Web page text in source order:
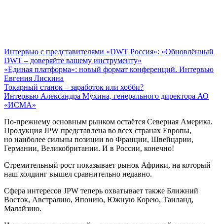
Интервью с представителями «DWT Россия»: «Обновлённый
DWT – доверяйте вашему инструменту»
«Единая платформа»: новый формат конференций. Интервью
Евгения Лискина
Токарный станок – заработок или хобби?
Интервью Александра Мухина, генерального директора АО
«ИСМА»
По-прежнему основным рынком остаётся Северная Америка.
Продукция JPW представлена во всех странах Европы,
но наиболее сильны позиции во Франции, Швейцарии,
Германии, Великобритании. И в России, конечно!
Стремительный рост показывает рынок Африки, на который
наш холдинг вышел сравнительно недавно.
Сфера интересов JPW теперь охватывает также Ближний
Восток, Австралию, Японию, Южную Корею, Таиланд,
Малайзию.